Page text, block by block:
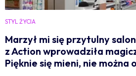
STYL ŻYCIA
Marzył mi się przytulny
z Action wprowadziła
Pięknie się mieni, nie można